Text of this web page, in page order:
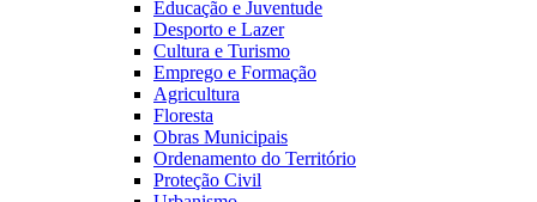
Educação e Juventude
Desporto e Lazer
Cultura e Turismo
Emprego e Formação
Agricultura
Floresta
Obras Municipais
Ordenamento do Território
Proteção Civil